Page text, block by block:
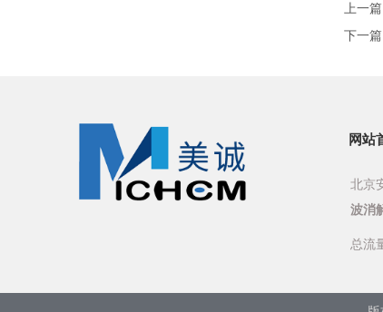
上一篇
下一篇
网站
北京
波消
总流